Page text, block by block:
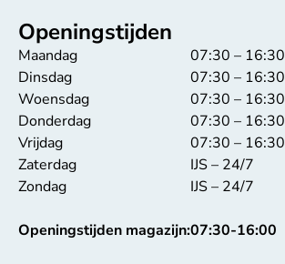
Openingstijden
Maandag
Dinsdag
Woensdag
Donderdag
Vrijdag
Zaterdag
Zondag
Openingstijden magazijn:
07:30 – 16:30
07:30 – 16:30
07:30 – 16:30
07:30 – 16:30
07:30 – 16:30
IJS – 24/7
IJS – 24/7
07:30-16:00